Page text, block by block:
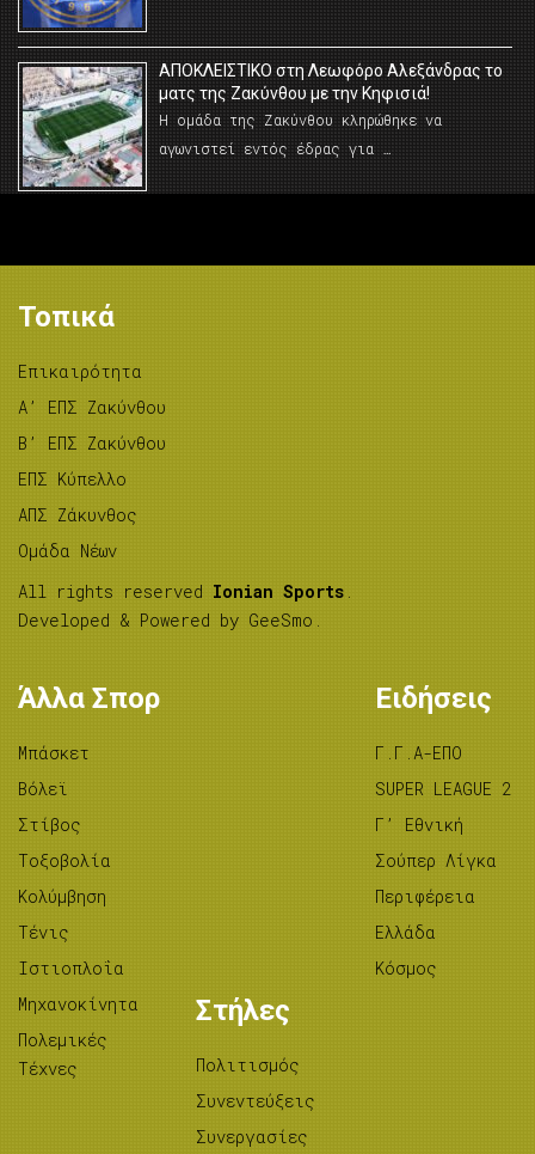
AΠΟΚΛΕΙΣΤΙΚΟ στη Λεωφόρο Αλεξάνδρας το
ματς της Ζακύνθου με την Κηφισιά!
Η ομάδα της Ζακύνθου κληρώθηκε να
αγωνιστεί εντός έδρας για …
Τοπικά
Επικαιρότητα
A’ ΕΠΣ Ζακύνθου
B’ ΕΠΣ Ζακύνθου
ΕΠΣ Κύπελλο
ΑΠΣ Ζάκυνθος
Ομάδα Νέων
All rights reserved Ionian Sports
Developed & Powered by GeeSmo
Άλλα Σπορ
Μπάσκετ
Βόλεϊ
Στίβος
Tοξοβολία
Κολύμβηση
Τένις
Ιστιοπλοΐα
Μηχανοκίνητα
Πολεμικές
Τέχνες
Ειδήσεις
Γ.Γ.Α-ΕΠΟ
SUPER LEAGUE 2
Γ’ Εθνική
Σούπερ Λίγκα
Περιφέρεια
Ελλάδα
Κόσμος
Στήλες
Πολιτισμός
Συνεντεύξεις
Συνεργασίες